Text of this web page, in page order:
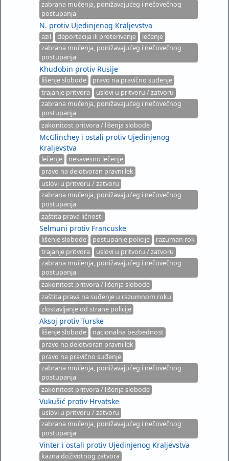
zabrana mučenja, ponižavajućeg i nečovečnog
postupanja
N. protiv Ujedinjenog Kraljevstva
azil deportacija ili proterivanje
lečenje
zabrana mučenja, ponižavajućeg i nečovečnog
postupanja
Khudobin protiv Rusije
lišenje slobode
pravo na pravično suđenje
trajanje pritvora
uslovi u pritvoru / zatvoru
zabrana mučenja, ponižavajućeg i nečovečnog
postupanja
zakonitost pritvora / lišenja slobode
McGlinchey i ostali protiv Ujedinjenog
Kraljevstva
lečenje
nesavesno lečenje
pravo na delotvoran pravni lek
uslovi u pritvoru / zatvoru
zabrana mučenja, ponižavajućeg i nečovečnog
postupanja
zaštita prava ličnosti
Selmuni protiv Francuske
lišenje slobode postupanje policije
razuman rok
trajanje pritvora
uslovi u pritvoru / zatvoru
zabrana mučenja, ponižavajućeg i nečovečnog
postupanja
zakonitost pritvora / lišenja slobode
zaštita prava na suđenje u razumnom roku
zlostavljanje od strane policije
Aksoj protiv Turske
lišenje slobode
nacionalna bezbednost
pravo na delotvoran pravni lek
pravo na pravično suđenje
zabrana mučenja, ponižavajućeg i nečovečnog
postupanja
zakonitost pritvora / lišenja slobode
Vukušić protiv Hrvatske
uslovi u pritvoru / zatvoru
zabrana mučenja, ponižavajućeg i nečovečnog
postupanja
Vinter i ostali protiv Ujedinjenog Kraljevstva
kazna doživotnog zatvora